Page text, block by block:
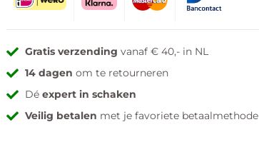
Gratis verzending vanaf € 40,- in NL
14 dagen om te retourneren
Déexpert in schaken
Veilig betalen met je favoriete betaalmethode